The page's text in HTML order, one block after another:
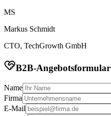
MS
Markus Schmidt
CTO, TechGrowth GmbH
B2B-Angebotsformular
Name
Firma
E-Mail